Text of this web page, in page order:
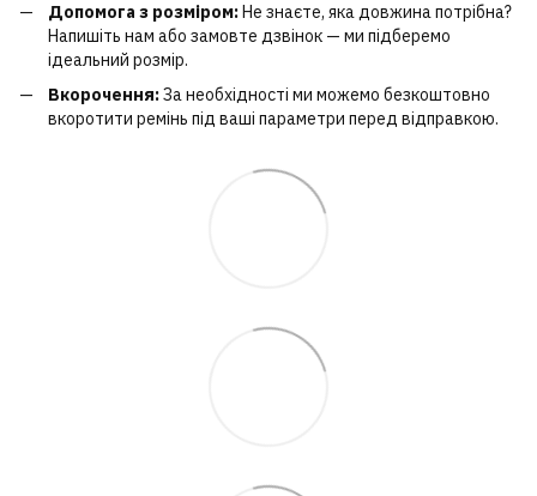
Допомога з розміром: Не знаєте, яка довжина потрібна?
Напишіть нам або замовте дзвінок — ми підберемо
ідеальний розмір.
Вкорочення:За необхідності ми можемо безкоштовно
вкоротити ремінь під ваші параметри перед відправкою.